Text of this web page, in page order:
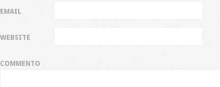
EMAIL
WEBSITE
COMMENTO